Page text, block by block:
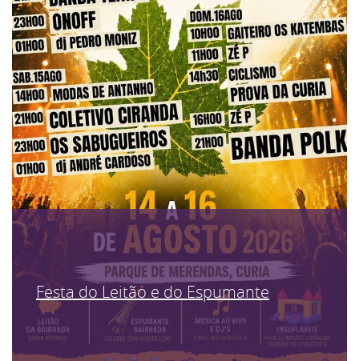
Festa do Leitão e do Espumante